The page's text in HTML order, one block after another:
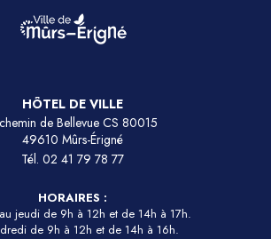
HÔTEL DE VILLE
de Bellevue CS 80015
49610 Mûrs-Érigné
Tél. 02 41 79 78 77
HORAIRES :
jeudi de 9h à 12h et de 14h à 17h.
de 9h à 12h et de 14h à 16h.